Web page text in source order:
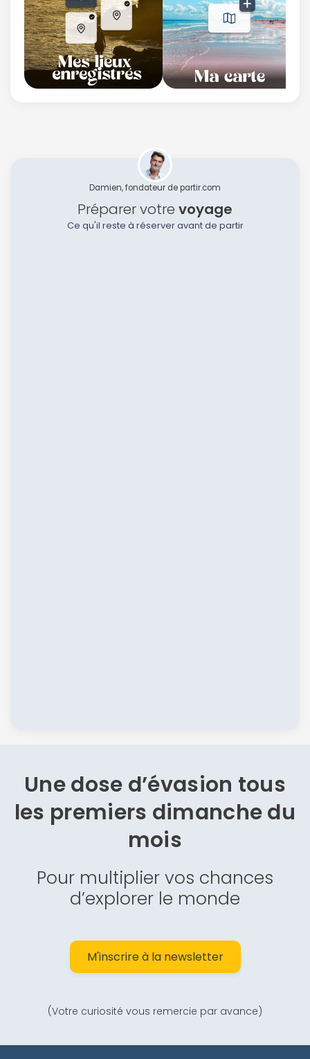
Damien, fondateur de partir.com
Préparer votre voyage
Ce qu'il reste à réserver avant de partir
Une dose d’évasion tous
les premiers dimanche du
mois
Pour multiplier vos chances
d’explorer le monde
M'inscrire à la newsletter
(Votre curiosité vous remercie par avance)